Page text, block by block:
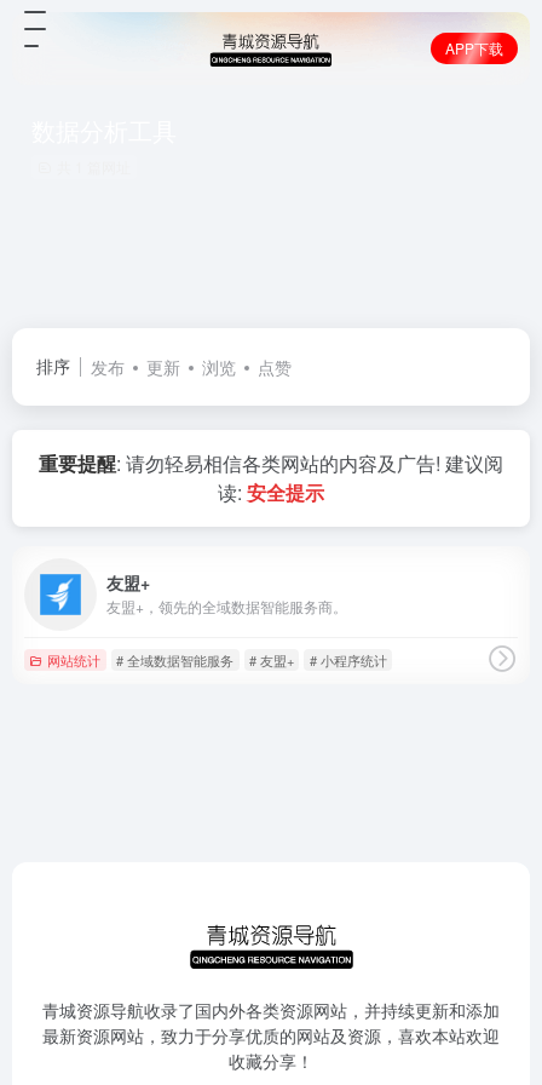
APP下载
排序 发布 更新 浏览 点赞
重要提醒: 请勿轻易相信各类网站的内容及广告! 建议阅
读: 安全提示
友盟+
友盟+，领先的全域数据智能服务商。
网站统计 # 全域数据智能服务 # 友盟+ # 小程序统计
青城资源导航收录了国内外各类资源网站，并持续更新和添加
最新资源网站，致力于分享优质的网站及资源，喜欢本站欢迎
收藏分享！